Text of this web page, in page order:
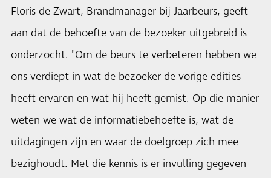
Floris de Zwart, Brandmanager bij Jaarbeurs, geeft
aan dat de behoefte van de bezoeker uitgebreid is
onderzocht. "Om de beurs te verbeteren hebben we
ons verdiept in wat de bezoeker de vorige edities
heeft ervaren en wat hij heeft gemist. Op die manier
weten we wat de informatiebehoefte is, wat de
uitdagingen zijn en waar de doelgroep zich mee
bezighoudt. Met die kennis is er invulling gegeven